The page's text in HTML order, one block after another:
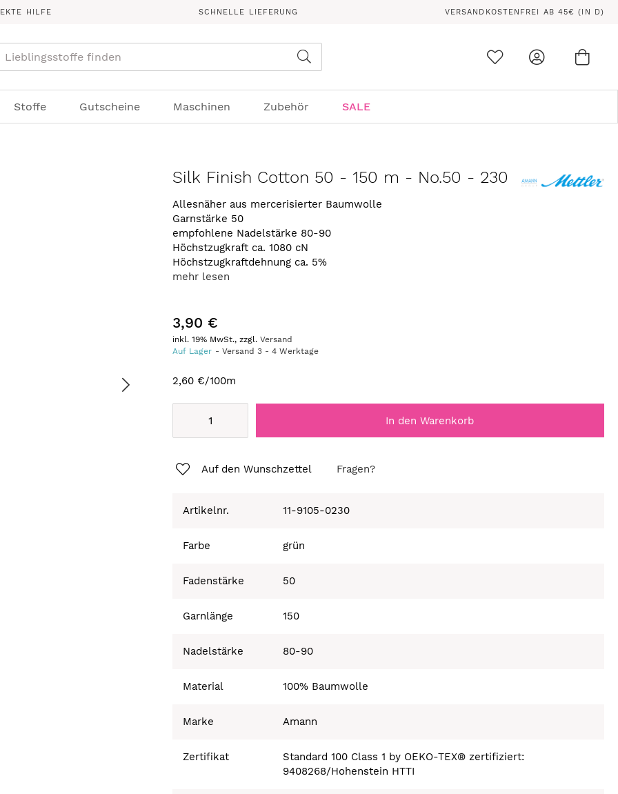
HILFE SCHNELLE LIEFERUNG VERSANDKOSTENFREI AB 45€ (IN D)
Stoffe Gutscheine Maschinen Zubehör SALE
Silk Finish Cotton 50 - 150 m - No.50 - 230
Allesnäher aus mercerisierter Baumwolle
Garnstärke 50
empfohlene Nadelstärke 80-90
Höchstzugkraft ca. 1080 cN
Höchstzugkraftdehnung ca. 5%
mehr lesen
3,90 €
inkl. 19% MwSt., zzgl.Versand
Auf Lager
Versand3 -4 Werktage
2,60 €/100m
In den Warenkorb
Auf den Wunschzettel Fragen?
Artikelnr. 11-9105-0230
Farbe grün
Fadenstärke 50
Garnlänge 150
Nadelstärke 80-90
Material 100% Baumwolle
Marke Amann
Zertifikat
Standard 100 Class 1 by OEKO-TEX® zertifiziert:
9408268/Hohenstein HTTI